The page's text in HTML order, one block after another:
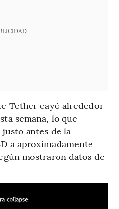
Tether cayó alrededor
semana, lo que
antes de la
a aproximadamente
mostraron datos de